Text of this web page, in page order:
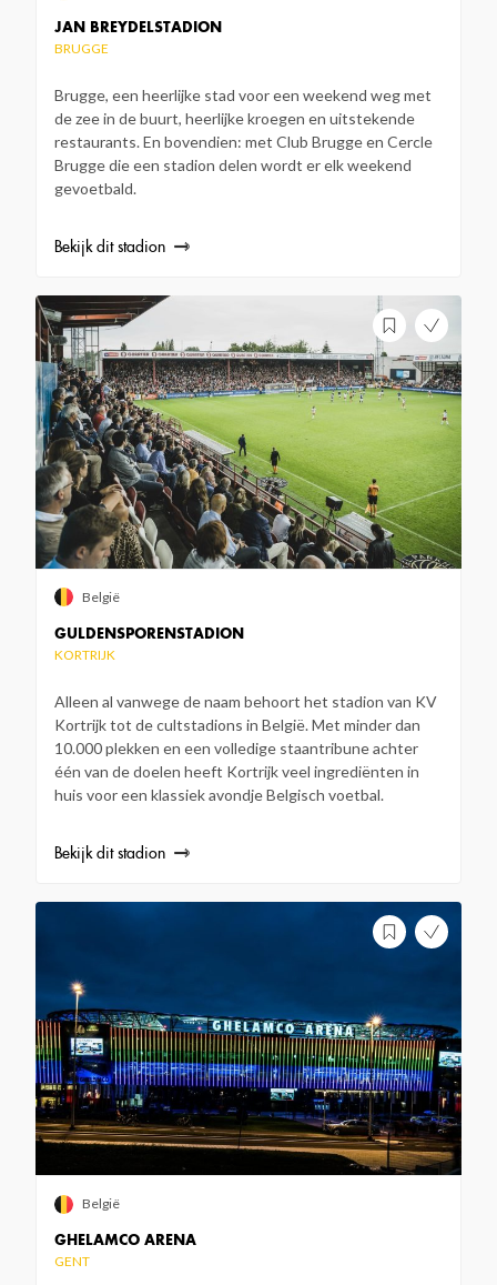
JAN BREYDELSTADION
BRUGGE
Brugge, een heerlijke stad voor een weekend weg met
de zee in de buurt, heerlijke kroegen en uitstekende
restaurants. En bovendien: met Club Brugge en Cercle
Brugge die een stadion delen wordt er elk weekend
gevoetbald.
Bekijk dit stadion
GULDENSPORENSTADION
KORTRIJK
Alleen al vanwege de naam behoort het stadion van KV
Kortrijk tot de cultstadions in België. Met minder dan
10.000 plekken en een volledige staantribune achter
één van de doelen heeft Kortrijk veel ingrediënten in
huis voor een klassiek avondje Belgisch voetbal.
België
Bekijk dit stadion
GHELAMCO ARENA
GENT
België